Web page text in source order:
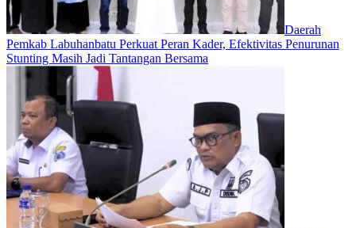
Daerah
Pemkab Labuhanbatu Perkuat Peran Kader, Efektivitas Penurunan
Stunting Masih Jadi Tantangan Bersama